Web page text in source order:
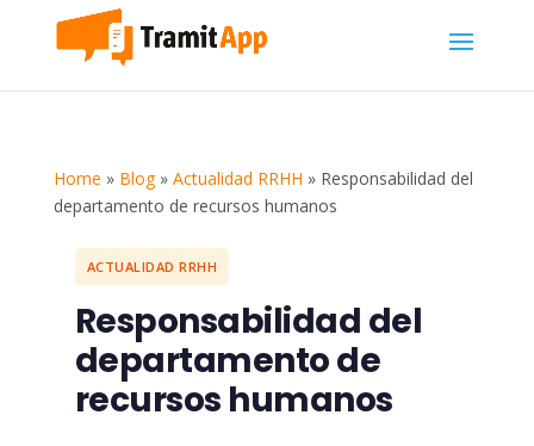
Home » Blog» Actualidad RRHH » Responsabilidad del
departamento de recursos humanos
ACTUALIDAD RRHH
Responsabilidad del
departamento de
recursos humanos